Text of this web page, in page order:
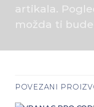
artikala.
možda ti
POVEZANI